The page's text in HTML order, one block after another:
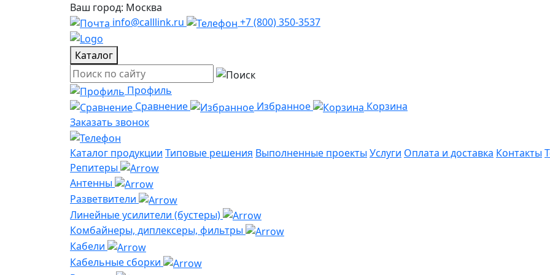
Ваш город: Москва
info@calllink.ru
+7 (800) 350-3537
Каталог
Профиль
Сравнение
Избранное
Корзина
Заказать звонок
Каталог продукции Типовые решения Выполненные проекты Услуги Оплата и доставка Контакты
Репитеры
Антенны
Разветвители
Линейные усилители (бустеры)
Комбайнеры, диплексеры, фильтры
Кабели
Кабельные сборки